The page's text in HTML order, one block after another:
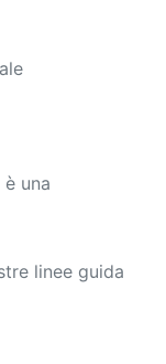
una
linee guida